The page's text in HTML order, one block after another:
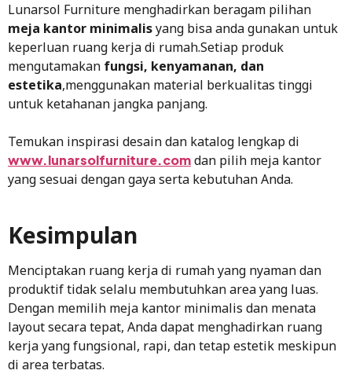
Lunarsol Furniture menghadirkan beragam pilihan
meja kantor minimalisyang bisa anda gunakan untuk
keperluan ruang kerja di rumah.Setiap produk
mengutamakan fungsi, kenyamanan, dan
estetika,menggunakan material berkualitas tinggi
untuk ketahanan jangka panjang.
Temukan inspirasi desain dan katalog lengkap di
www.lunarsolfurniture.comdan pilih meja kantor
yang sesuai dengan gaya serta kebutuhan Anda.
Kesimpulan
Menciptakan ruang kerja di rumahyang nyaman dan
produktif tidak selalu membutuhkan area yang luas.
Dengan memilih meja kantor minimalis dan menata
layout secara tepat, Anda dapat menghadirkan ruang
kerja yang fungsional, rapi, dan tetap estetik meskipun
di area terbatas.